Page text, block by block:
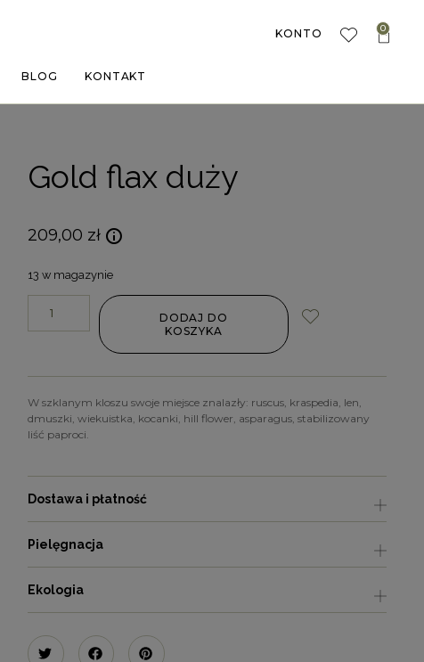
BLOG KONTAKT
KONTO 0
Gold flax duży
209,00 zł
13 w magazynie
DODAJ DO
KOSZYKA
W szklanym kloszu swoje miejsce znalazły: ruscus, kraspedia, len,
dmuszki, wiekuistka, kocanki, hill flower, asparagus, stabilizowany
liść paproci.
Dostawa i płatność
Pielęgnacja
Ekologia